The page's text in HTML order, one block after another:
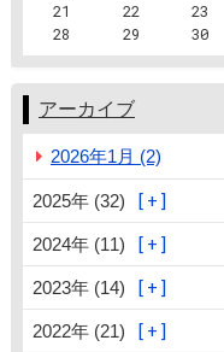
21
22 23
28
29 30
アーカイブ
2026年1月 (2)
2025年 (32)
2024年 (11)
2023年 (14)
2022年 (21)